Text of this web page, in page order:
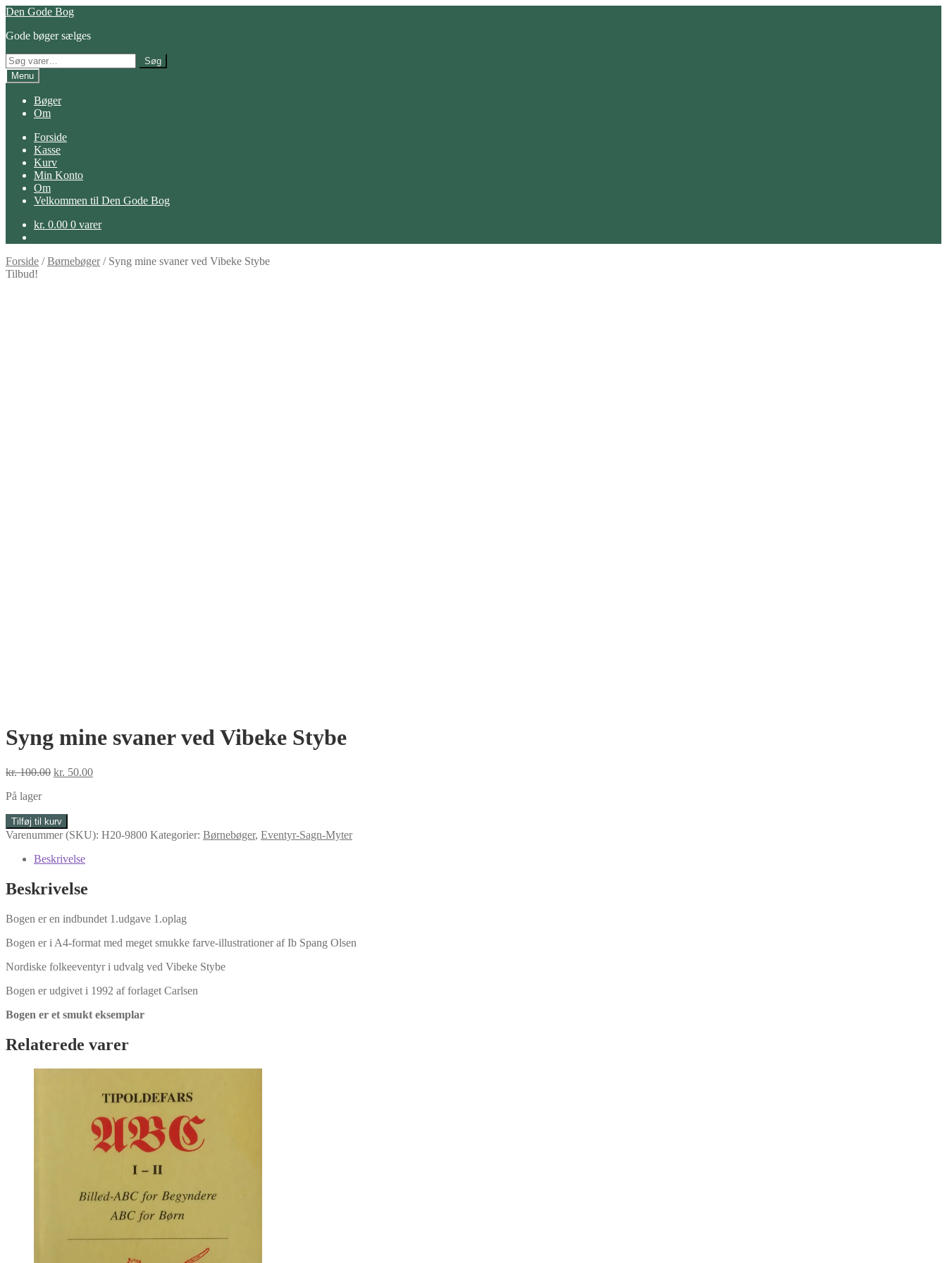
Spring
navigation
Spring
indhold
Den Gode Bog
Gode bøger sælges
Søg
efter:
Søg
Menu
Bøger
Om
Forside
Kasse
Kurv
Min Konto
Om
Velkommen til Den Gode Bog
kr. 0.00 0 varer
Forside /Børnebøger/ Syng mine svaner ved Vibeke Stybe
Tilbud!
Syng mine svaner ved Vibeke Stybe
kr.100.00 Den
kr. 100.00.
kr. 50.00Den
På lager
Syng
mine
Stybe
antal
Tilføj til kurv
Varenummer (SKU): H20-9800 Kategorier: Børnebøger, Eventyr-Sagn-Myter
Beskrivelse
Beskrivelse
Bogen er en indbundet 1.udgave 1.oplag
Bogen er i A4-format med meget smukke farve-illustrationer af Ib Spang Olsen
Nordiske folkeeventyr i udvalg ved Vibeke Stybe
Bogen er udgivet i 1992 af forlaget Carlsen
Bogen er et smukt eksemplar
Relaterede varer